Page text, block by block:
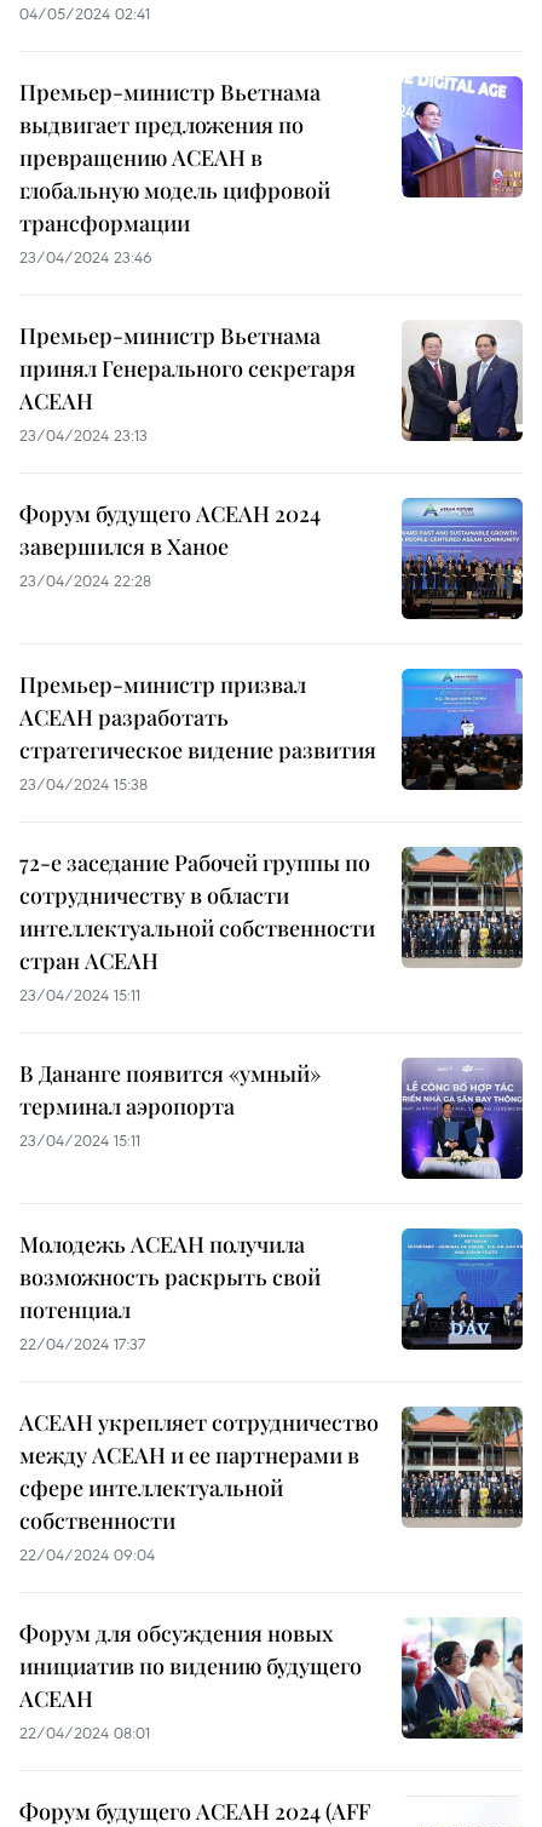
04/05/2024 02:41
Премьер-министр Вьетнама
выдвигает предложения по
превращению АСЕАН в
глобальную модель цифровой
трансформации
23/04/2024 23:46
Премьер-министр Вьетнама
принял Генерального секретаря
АСЕАН
23/04/2024 23:13
Форум будущего АСЕАН 2024
завершился в Ханое
23/04/2024 22:28
Премьер-министр призвал
АСЕАН разработать
стратегическое видение развития
23/04/2024 15:38
72-е заседание Рабочей группы по
сотрудничеству в области
интеллектуальной собственности
стран АСЕАН
23/04/2024 15:11
В Дананге появится «умный»
терминал аэропорта
23/04/2024 15:11
Молодежь АСЕАН получила
возможность раскрыть свой
потенциал
22/04/2024 17:37
АСЕАН укрепляет сотрудничество
между АСЕАН и ее партнерами в
сфере интеллектуальной
собственности
22/04/2024 09:04
Форум для обсуждения новых
инициатив по видению будущего
АСЕАН
22/04/2024 08:01
Форум будущего АСЕАН 2024 (AFF